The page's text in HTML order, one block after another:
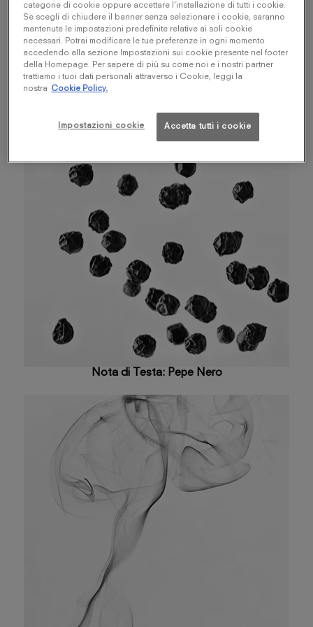
cuoio scuro e la pelle nuda, Spicebomb Dark
Leather svela misteriose note di cuoio dietro una
miscela di legni fumosi e spezie calde. Un enigma
da svelare, come un cuoio da spogliare...
Nota di Testa: Pepe Nero
categorie di cookie oppure accettare l’installazione di tutti i cookie.
Se scegli di chiudere il banner senza selezionare i cookie, saranno
mantenute le impostazioni predefinite relative ai soli cookie
necessari. Potrai modificare le tue preferenze in ogni momento
accedendo alla sezione Impostazioni sui cookie presente nel footer
della Homepage. Per sapere di più su come noi e i nostri partner
trattiamo i tuoi dati personali attraverso i Cookie, leggi la
nostra Cookie Policy.
Impostazioni cookie Accetta tutti i cookie